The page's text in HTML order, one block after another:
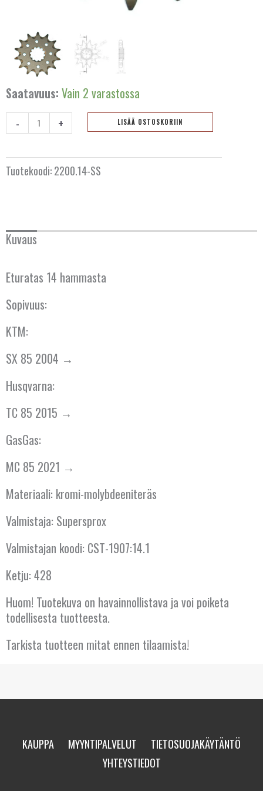
Saatavuus: Vain 2 varastossa
-
14
hammasta
määrä
+ LISÄÄ OSTOSKORIIN
Tuotekoodi:2200.14-SS
Kuvaus
Eturatas 14 hammasta
Sopivuus:
KTM:
SX 85 2004 →
Husqvarna:
TC 85 2015 →
GasGas:
MC 85 2021 →
Materiaali: kromi-molybdeeniteräs
Valmistaja: Supersprox
Valmistajan koodi: CST-1907:14.1
Ketju: 428
Huom! Tuotekuva on havainnollistava ja voi poiketa
todellisesta tuotteesta.
Tarkista tuotteen mitat ennen tilaamista!
KAUPPA MYYNTIPALVELUT
TIETOSUOJAKÄYTÄNTÖ
YHTEYSTIEDOT
BULGARIA
ESPANJA
ISLANTI
ITALIA
ITÄVALTA
KANADA
KREIKKA
KROATIA
KYPROS
LATVIA
LUXEMBOURG
MALTA
PORTUGALI